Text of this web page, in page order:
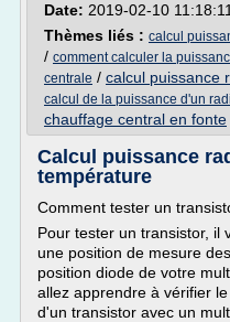
Date: 2019-02-10 11:18:11
Thèmes liés : calcul
/ comment calculer la
centrale / calcul puissance
calcul de la puissance d'un
chauffage central en fonte
Calcul puissance
température
Comment tester un
Pour tester un transistor, il
une position de mesure
position diode de votre
allez apprendre à vérifier
d'un transistor avec un